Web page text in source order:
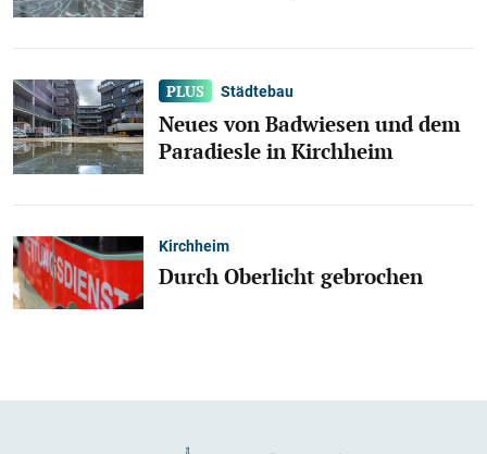
Städtebau
Neues von Badwiesen und dem
Paradiesle in Kirchheim
Kirchheim
Durch Oberlicht gebrochen